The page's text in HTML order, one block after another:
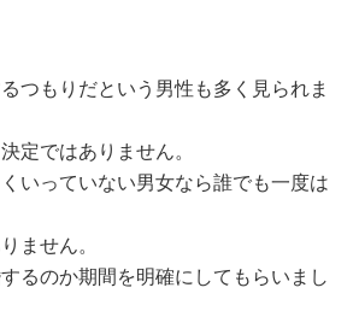
つもりだという男性も多く見られま
定ではありません。
いっていない男女なら誰でも一度は
ません。
るのか期間を明確にしてもらいまし